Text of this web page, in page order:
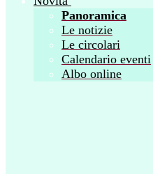
Panoramica
Le notizie
Le circolari
Calendario eventi
Albo online